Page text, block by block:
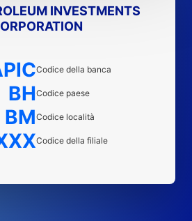
INVESTMENTS
Codice della banca
BHCodice paese
BMCodice località
Codice della filiale